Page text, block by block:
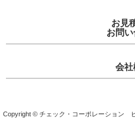
お見
お問
会
Copyright © チェック・コーポレーション